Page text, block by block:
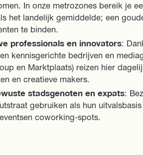
In onze metrozones bereik je
het landelijk gemiddelde; een
te binden.
professionals en innovators:
kennisgerichte bedrijven en
en Marktplaats) reizen hier
en creatieve makers.
stadsgenoten en expats:
gebruiken als hun
coworking-spots.